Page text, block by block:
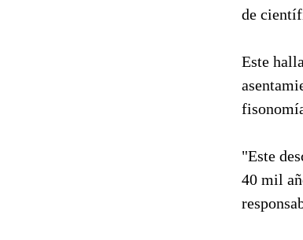
de
Este
"Este
40 mil